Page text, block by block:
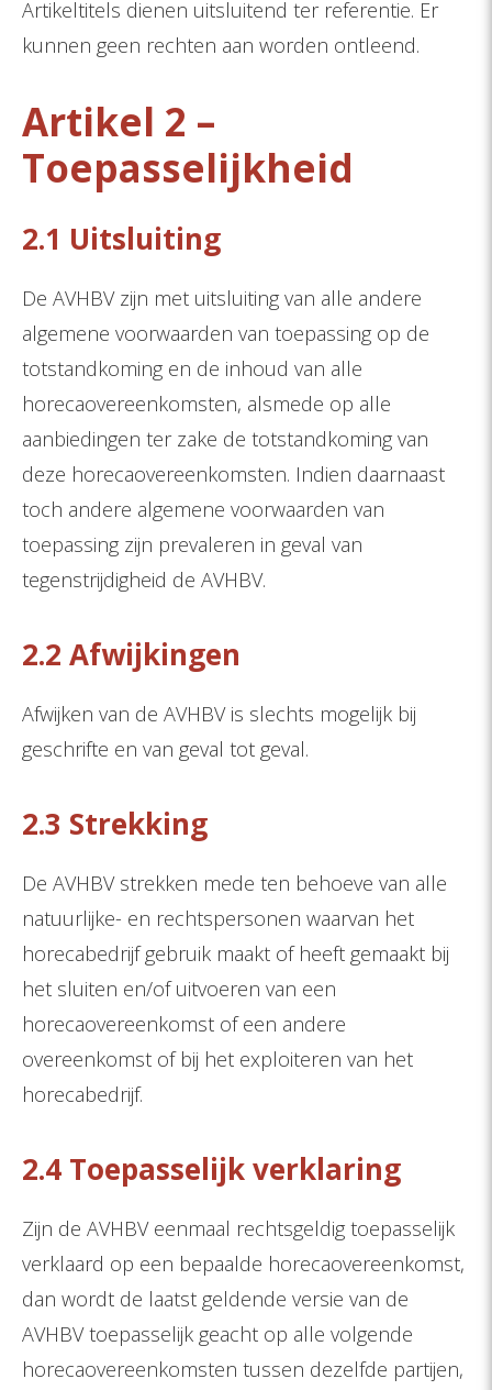
Artikeltitels dienen uitsluitend ter referentie. Er
kunnen geen rechten aan worden ontleend.
Artikel 2 –
Toepasselijkheid
2.1 Uitsluiting
De AVHBV zijn met uitsluiting van alle andere
algemene voorwaarden van toepassing op de
totstandkoming en de inhoud van alle
horecaovereenkomsten, alsmede op alle
aanbiedingen ter zake de totstandkoming van
deze horecaovereenkomsten. Indien daarnaast
toch andere algemene voorwaarden van
toepassing zijn prevaleren in geval van
tegenstrijdigheid de AVHBV.
2.2 Afwijkingen
Afwijken van de AVHBV is slechts mogelijk bij
geschrifte en van geval tot geval.
2.3 Strekking
De AVHBV strekken mede ten behoeve van alle
natuurlijke- en rechtspersonen waarvan het
horecabedrijf gebruik maakt of heeft gemaakt bij
het sluiten en/of uitvoeren van een
horecaovereenkomst of een andere
overeenkomst of bij het exploiteren van het
horecabedrijf.
2.4 Toepasselijk verklaring
Zijn de AVHBV eenmaal rechtsgeldig toepasselijk
verklaard op een bepaalde horecaovereenkomst,
dan wordt de laatst geldende versie van de
AVHBV toepasselijk geacht op alle volgende
horecaovereenkomsten tussen dezelfde partijen,